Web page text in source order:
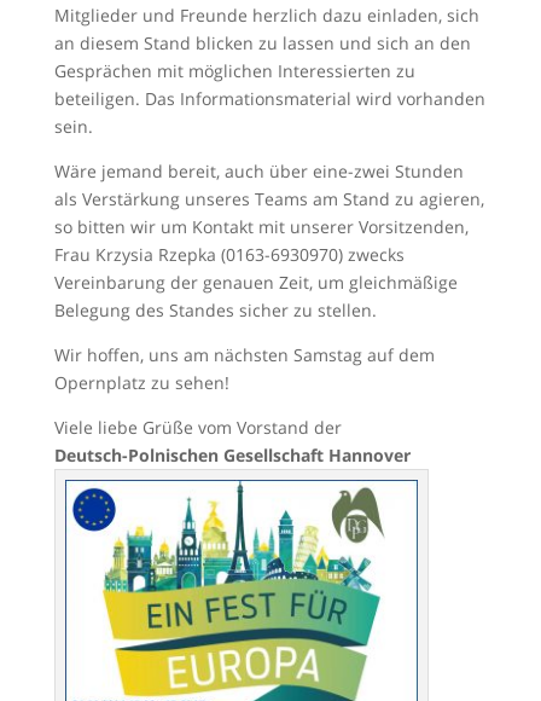
Mitglieder und Freunde herzlich dazu einladen, sich
an diesem Stand blicken zu lassen und sich an den
Gesprächen mit möglichen Interessierten zu
beteiligen. Das Informationsmaterial wird vorhanden
sein.
Wäre jemand bereit, auch über eine-zwei Stunden
als Verstärkung unseres Teams am Stand zu agieren,
so bitten wir um Kontakt mit unserer Vorsitzenden,
Frau Krzysia Rzepka (0163-6930970) zwecks
Vereinbarung der genauen Zeit, um gleichmäßige
Belegung des Standes sicher zu stellen.
Wir hoffen, uns am nächsten Samstag auf dem
Opernplatz zu sehen!
Viele liebe Grüße vom Vorstand der
Deutsch-Polnischen Gesellschaft Hannover